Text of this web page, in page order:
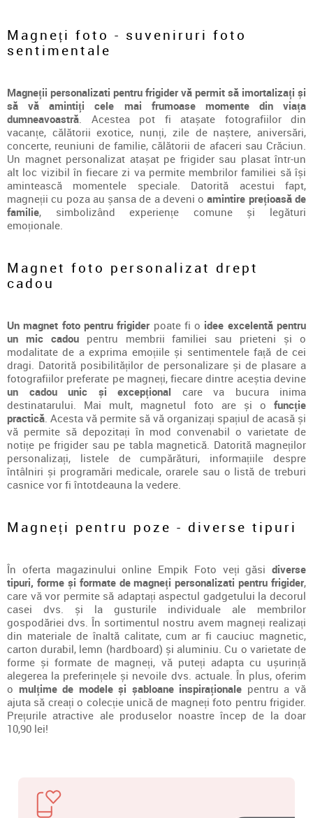
Magneți foto - suveniruri foto
sentimentale
Magneții personalizati pentru frigider vă permit să imortalizați și
să vă amintiți cele mai frumoase momente din viața
dumneavoastră. Acestea pot fi atașate fotografiilor din
vacanțe, călătorii exotice, nunți, zile de naștere, aniversări,
concerte, reuniuni de familie, călătorii de afaceri sau Crăciun.
Un magnet personalizat atașat pe frigider sau plasat într-un
alt loc vizibil în fiecare zi va permite membrilor familiei să își
amintească momentele speciale. Datorită acestui fapt,
magneții cu poza au șansa de a deveni oamintire prețioasă de
familie, simbolizând experiențe comune și legături
emoționale.
Magnet foto personalizat drept
cadou
Un magnet foto pentru frigider poate fi o idee excelentă pentru
un mic cadoupentru membrii familiei sau prieteni și o
modalitate de a exprima emoțiile și sentimentele față de cei
dragi. Datorită posibilităților de personalizare și de plasare a
fotografiilor preferate pe magneți, fiecare dintre aceștia devine
un cadou unic și excepțional care va bucura inima
destinatarului. Mai mult, magnetul foto are și o funcție
practică. Acesta vă permite să vă organizați spațiul de acasă și
vă permite să depozitați în mod convenabil o varietate de
notițe pe frigider sau pe tabla magnetică. Datorită magneților
personalizați, listele de cumpărături, informațiile despre
întâlniri și programări medicale, orarele sau o listă de treburi
casnice vor fi întotdeauna la vedere.
Magneți pentru poze - diverse tipuri
În oferta magazinului online Empik Foto veți găsi diverse
tipuri, forme și formate de magneți personalizati pentru frigider,
care vă vor permite să adaptați aspectul gadgetului la decorul
casei dvs. și la gusturile individuale ale membrilor
gospodăriei dvs. În sortimentul nostru avem magneți realizați
din materiale de înaltă calitate, cum ar fi cauciuc magnetic,
carton durabil, lemn (hardboard) și aluminiu. Cu o varietate de
forme și formate de magneți, vă puteți adapta cu ușurință
alegerea la preferințele și nevoile dvs. actuale. În plus, oferim
o mulțime de modele și șabloane inspiraționale pentru a vă
ajuta să creați o colecție unică de magneți foto pentru frigider.
Prețurile atractive ale produselor noastre încep de la doar
10,90 lei!